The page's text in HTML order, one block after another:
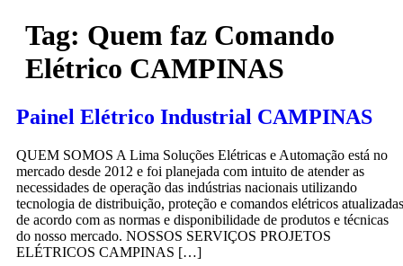
Tag: Quem faz Comando
Elétrico CAMPINAS
Painel Elétrico Industrial CAMPINAS
QUEM SOMOS A Lima Soluções Elétricas e Automação está no
mercado desde 2012 e foi planejada com intuito de atender as
necessidades de operação das indústrias nacionais utilizando
tecnologia de distribuição, proteção e comandos elétricos atualizadas
de acordo com as normas e disponibilidade de produtos e técnicas
do nosso mercado. NOSSOS SERVIÇOS PROJETOS
ELÉTRICOS CAMPINAS […]